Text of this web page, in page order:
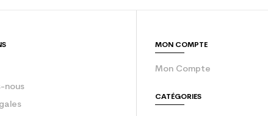
nous
MON COMPTE
Mon Compte
CATÉGORIES